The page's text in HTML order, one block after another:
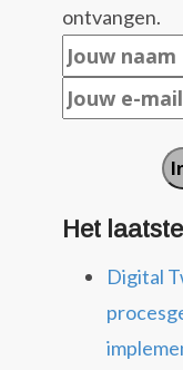
ontvangen.
Het
Digital